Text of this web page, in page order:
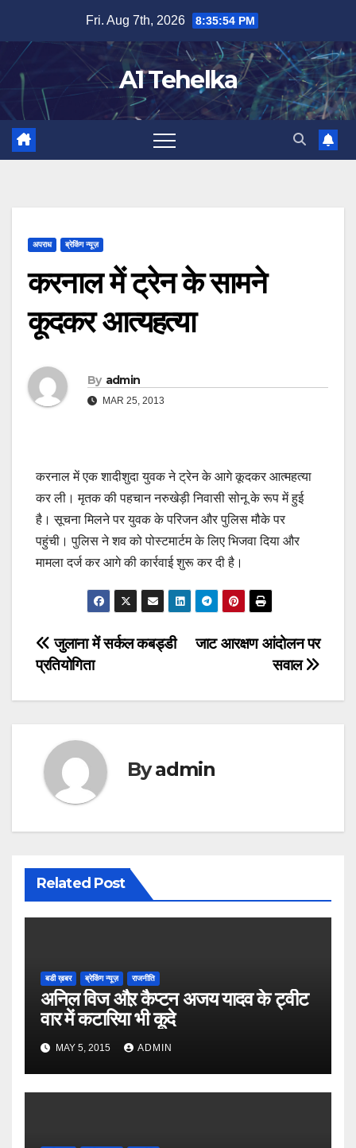
content
Fri. Aug 7th, 2026 8:35:54 PM
A1 Tehelka
अपराध ब्रेकिंग न्यूज़
करनाल में ट्रेन के सामने
कूदकर आत्यहत्या
By admin
MAR 25, 2013
करनाल में एक शादीशुदा युवक ने ट्रेन के आगे कूदकर आत्महत्या
कर ली। मृतक की पहचान नरुखेड़ी निवासी सोनू के रूप में हुई
है। सूचना मिलने पर युवक के परिजन और पुलिस मौके पर
पहुंची। पुलिस ने शव को पोस्टमार्टम के लिए भिजवा दिया और
मामला दर्ज कर आगे की कार्रवाई शुरू कर दी है।
Post
navigation
जाट आरक्षण आंदोलन पर
सवाल
जुलाना में सर्कल कबड्डी
प्रतियोगिता
Byadmin
Related Post
बडी ख़बर ब्रेकिंग न्यूज़ राजनीति
अनिल विज औऱ कैप्टन अजय यादव के ट्वीट
वार में कटारिया भी कूदे
MAY 5, 2015 ADMIN